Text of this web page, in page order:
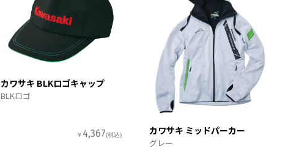
カワサキ BLKロゴキャップ
BLKロゴ
￥ 4,367(税込) カワサキ ミッドパーカー
グレー